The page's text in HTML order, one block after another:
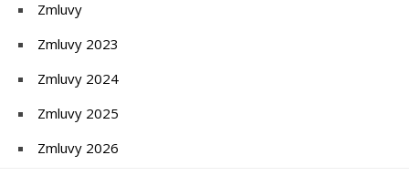
Zmluvy
Zmluvy 2023
Zmluvy 2024
Zmluvy 2025
Zmluvy 2026